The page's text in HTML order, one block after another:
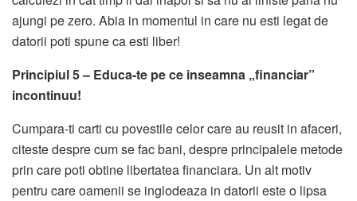
ajungi pe zero. Abia in momentul in care nu esti legat de
datorii poti spune ca esti liber!
Principiul 5 – Educa-te pe ce inseamna „financiar”
incontinuu!
Cumpara-ti carti cu povestile celor care au reusit in afaceri,
citeste despre cum se fac bani, despre principalele metode
prin care poti obtine libertatea financiara. Un alt motiv
pentru care oamenii se inglodeaza in datorii este o lipsa